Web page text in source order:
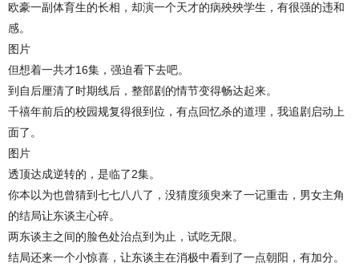
欧豪一副体育生的长相，却演一个天才的病殃殃学生，有很强的违和
感。
图片
但想着一共才16集，强迫看下去吧。
到自后厘清了时期线后，整部剧的情节变得畅达起来。
千禧年前后的校园规复得很到位，有点回忆杀的道理，我追剧启动上
面了。
图片
透顶达成逆转的，是临了2集。
你本以为也曾猜到七七八八了，没猜度须臾来了一记重击，男女主角
的结局让东谈主心碎。
两东谈主之间的脸色处治点到为止，试吃无限。
结局还来一个小惊喜，让东谈主在消极中看到了一点朝阳，有加分。